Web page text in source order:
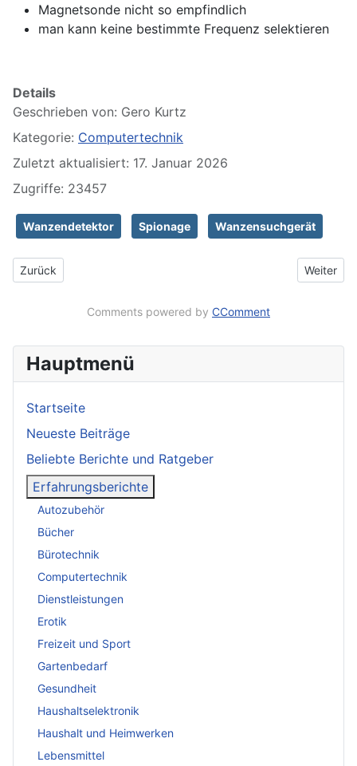
Magnetsonde nicht so empfindlich
man kann keine bestimmte Frequenz selektieren
Details
Geschrieben von: Gero Kurtz
Kategorie: Computertechnik
Zuletzt aktualisiert: 17. Januar 2026
Zugriffe: 23457
Wanzendetektor Spionage Wanzensuchgerät
Vorheriger Beitrag: Erfahrungsbericht HOTWAV R7 Outdoor
Zurück Nächster
Weiter
Comments powered by CComment
Hauptmenü
Startseite
Neueste Beiträge
Beliebte Berichte und Ratgeber
Erfahrungsberichte
Autozubehör
Bücher
Bürotechnik
Computertechnik
Dienstleistungen
Erotik
Freizeit und Sport
Gartenbedarf
Gesundheit
Haushaltselektronik
Haushalt und Heimwerken
Lebensmittel